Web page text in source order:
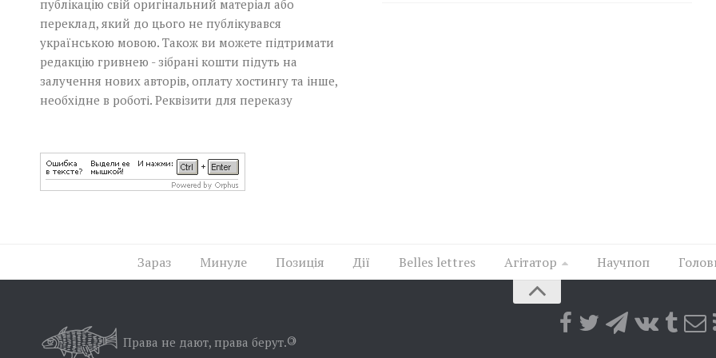
публікацію свій оригінальний матеріал або
переклад, який до цього не публікувався
українською мовою. Також ви можете підтримати
редакцію гривнею - зібрані кошти підуть на
залучення нових авторів, оплату хостингу та інше,
необхідне в роботі. Реквізити для переказу
Зараз Минуле Позиція Дії Belles lettres Агітатор Научпоп
Права не дают, права берут.©